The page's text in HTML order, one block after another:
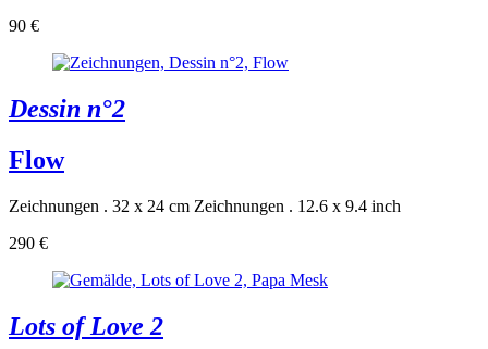
90 €
Dessin n°2
Flow
Zeichnungen . 32 x 24 cm Zeichnungen . 12.6 x 9.4 inch
290 €
Lots of Love 2